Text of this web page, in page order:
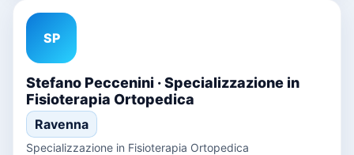
SP
Stefano Peccenini · Specializzazione in
Fisioterapia Ortopedica
Ravenna
Specializzazione in Fisioterapia Ortopedica